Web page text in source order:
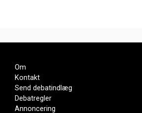
Om
Kontakt
Send debatindlæg
Debatregler
Annoncering